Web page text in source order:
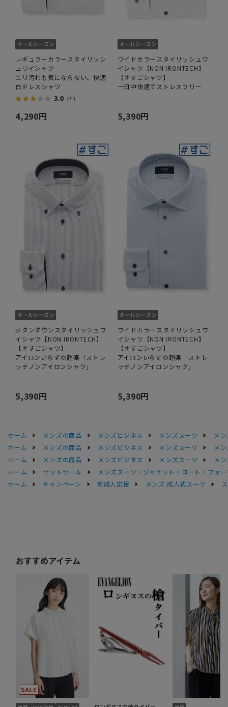
レギュラーカラースタイリッシ
ュワイシャツ
エリ汚れも気にならない、快適
白ドレスシャツ
3.0 （1）
4,290円
ワイドカラースタイリッシュワ
イシャツ【NON IRONTECH】
【＃すごシャツ】
一日中快適でストレスフリー
5,390円
ボタンダウンスタイリッシュワ
イシャツ【NON IRONTECH】
【＃すごシャツ】
アイロンいらずの超楽「ストレ
ッチノンアイロンシャツ」
5,390円
ワイドカラースタイリッシュワ
イシャツ【NON IRONTECH】
【＃すごシャツ】
アイロンいらずの超楽「ストレ
ッチノンアイロンシャツ」
5,390円
ホーム メンズの商品 メンズビジネス メンズスーツ
メ
ホーム
メンズの商品 メンズビジネス メンズスーツ
メ
ホーム
メンズの商品 メンズビジネス メンズスーツ
メ
ホーム
セットセール
メンズスーツ・ジャケット・コート・フォ
ホーム
キャンペーン 新成人応援 メンズ 成人式スーツ